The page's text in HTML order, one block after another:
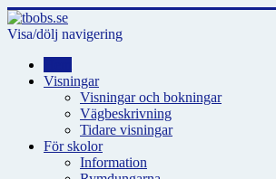
Visa/dölj navigering
Visningar
Visningar och bokningar
Vägbeskrivning
Tidare visningar
För skolor
Information